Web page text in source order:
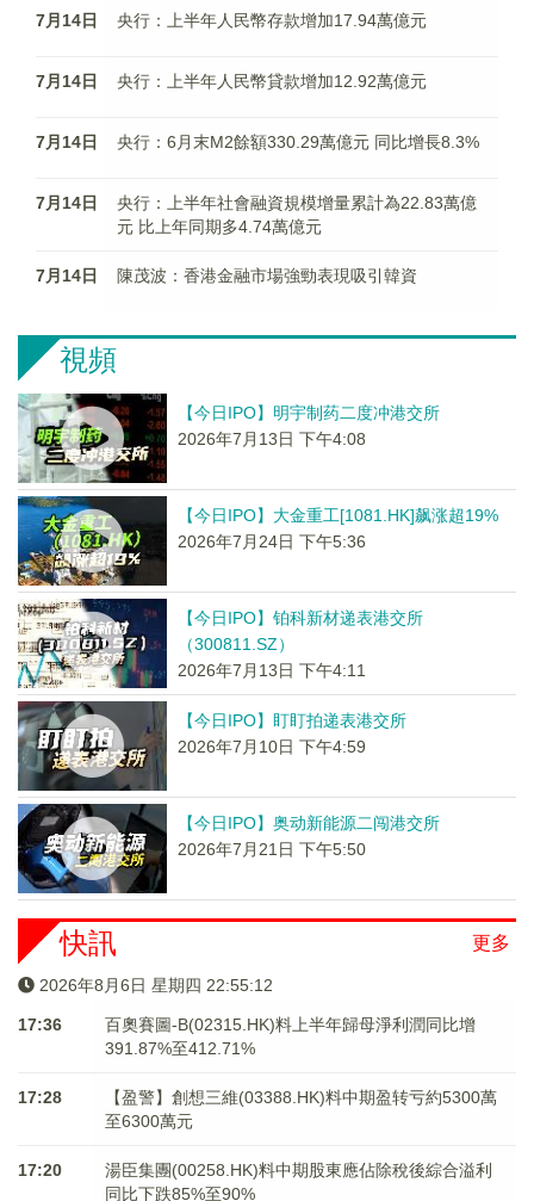
7月14日 央行：上半年人民幣存款增加17.94萬億元
7月14日 央行：上半年人民幣貸款增加12.92萬億元
7月14日 央行：6月末M2餘額330.29萬億元 同比增長8.3%
7月14日
央行：上半年社會融資規模增量累計為22.83萬億
元 比上年同期多4.74萬億元
7月14日 陳茂波：香港金融市場強勁表現吸引韓資
視頻
【今日IPO】明宇制药二度冲港交所
2026年7月13日 下午4:08
【今日IPO】大金重工[1081.HK]飙涨超19%
2026年7月24日 下午5:36
【今日IPO】铂科新材递表港交所
（300811.SZ）
2026年7月13日 下午4:11
【今日IPO】盯盯拍递表港交所
2026年7月10日 下午4:59
【今日IPO】奥动新能源二闯港交所
2026年7月21日 下午5:50
更多
快訊
2026年8月6日 星期四 22:55:12
17:36
百奧賽圖-B(02315.HK)料上半年歸母淨利潤同比增
391.87%至412.71%
17:28
【盈警】創想三維(03388.HK)料中期盈转亏約5300萬
至6300萬元
17:20
湯臣集團(00258.HK)料中期股東應佔除稅後綜合溢利
同比下跌85%至90%